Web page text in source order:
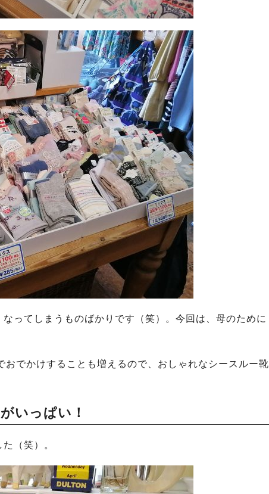
ってしまうものばかりです（笑）。今回は、母のために
でかけすることも増えるので、おしゃれなシースルー靴
いっぱい！
（笑）。